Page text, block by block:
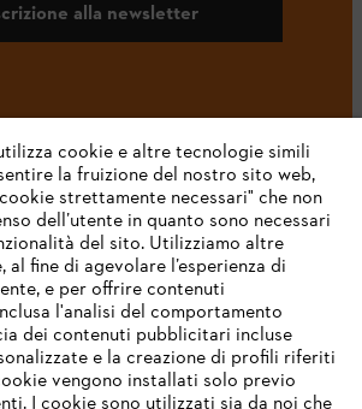
alla newsletter
#STIHL
cookie e altre tecnologie simili
la fruizione del nostro sito web,
strettamente necessari" che non
dell’utente in quanto sono necessari
del sito. Utilizziamo altre
fine di agevolare l’esperienza di
e per offrire contenuti
l'analisi del comportamento
dei contenuti pubblicitari incluse
e la creazione di profili riferiti
vengono installati solo previo